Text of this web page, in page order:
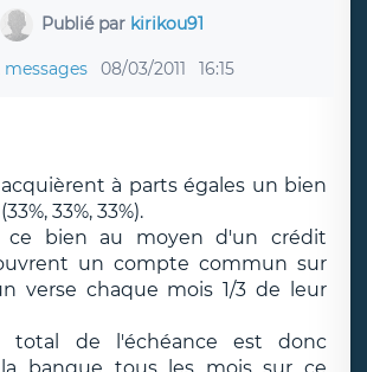
Publié par kirikou91
messages 08/03/2011 16:15
à parts égales un bien
33%, 33%).
ce bien au moyen d'un crédit
un compte commun sur
verse chaque mois 1/3 de leur
total de l'échéance est donc